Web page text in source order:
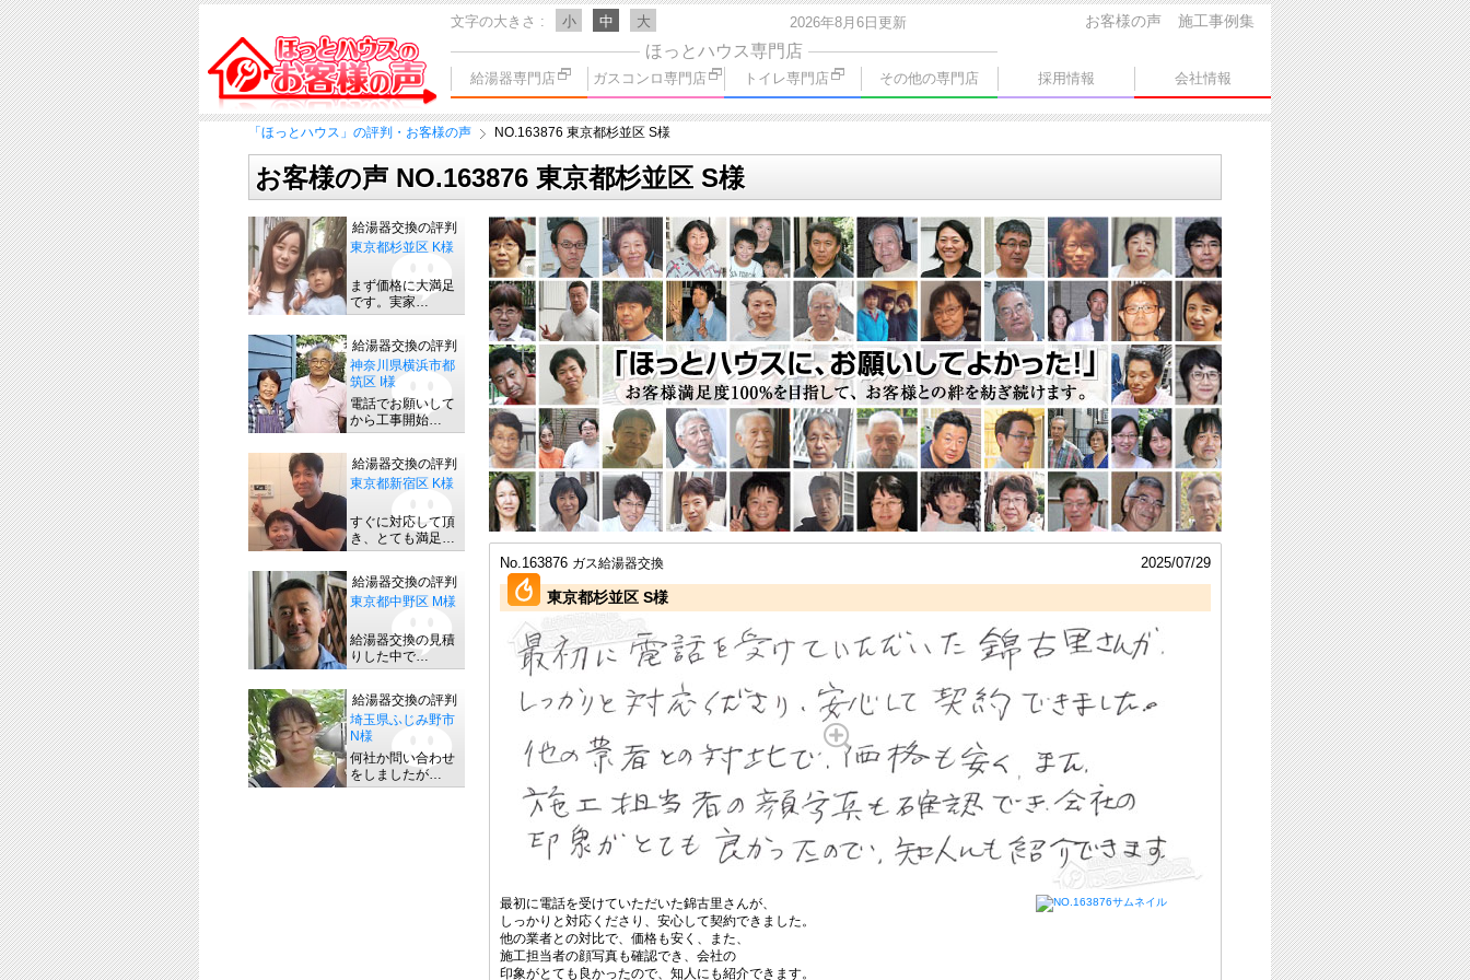
文字の大きさ 小 中 大 2026年8月6日更新 施工事例集
お客様の声
ほっとハウス専門店
給湯器専門店 ガスコンロ専門店 トイレ専門店 その他の専門店 採用情報 会社情報
「ほっとハウス」の評判・お客様の声 NO.163876 東京都杉並区 S様
お客様の声 NO.163876 東京都杉並区 S様
2025/07/29
No.163876 ガス給湯器交換
東京都杉並区 S様
最初に電話を受けていただいた錦古里さんが、
しっかりと対応くださり、安心して契約できました。
他の業者との対比で、価格も安く、また、
施工担当者の顔写真も確認でき、会社の
印象がとても良かったので、知人にも紹介できます。
給湯器交換の評判
東京都杉並区 K様
まず価格に大満足
です。実家…
給湯器交換の評判
神奈川県横浜市都
筑区 I様
電話でお願いして
から工事開始…
給湯器交換の評判
東京都新宿区 K様
すぐに対応して頂
き、とても満足…
給湯器交換の評判
東京都中野区 M様
給湯器交換の見積
りした中で…
給湯器交換の評判
埼玉県ふじみ野市
N様
何社か問い合わせ
をしましたが…